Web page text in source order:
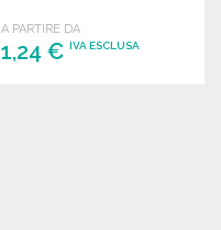
A PARTIRE DA
1,24 €IVA ESCLUSA